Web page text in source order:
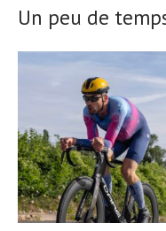
Un peu de